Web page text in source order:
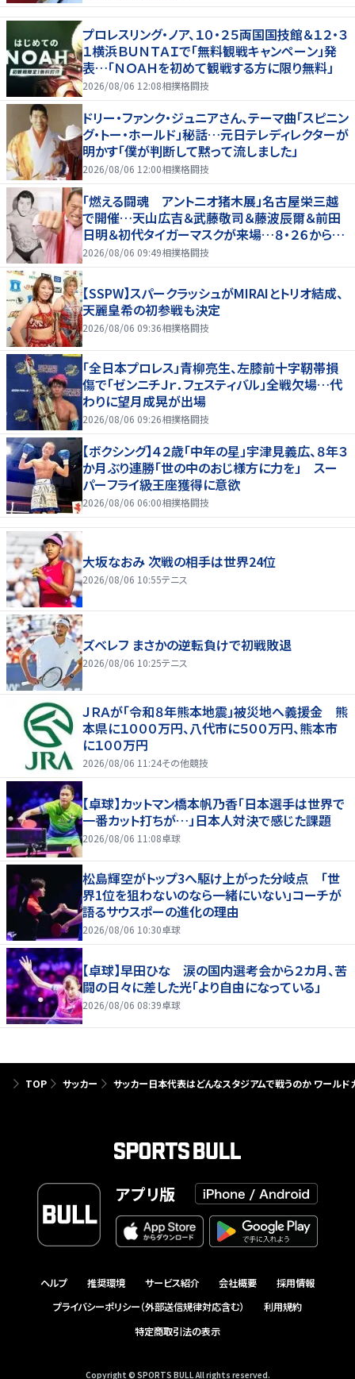
プロレスリング・ノア、１０・２５両国国技館＆１２・３
１横浜ＢＵＮＴＡＩで「無料観戦キャンペーン」発
表…「ＮＯＡＨを初めて観戦する方に限り無料」
2026/08/06 12:08相撲格闘技
ドリー・ファンク・ジュニアさん、テーマ曲「スピニン
グ・トー・ホールド」秘話…元日テレディレクターが
明かす「僕が判断して黙って流しました」
2026/08/06 12:00相撲格闘技
「燃える闘魂 アントニオ猪木展」名古屋栄三越
で開催…天山広吉＆武藤敬司＆藤波辰爾＆前田
日明＆初代タイガーマスクが来場…８・２６から９・
７まで
2026/08/06 09:49相撲格闘技
【SSPW】スパークラッシュがMIRAIとトリオ結成、
天麗皇希の初参戦も決定
2026/08/06 09:36相撲格闘技
「全日本プロレス」青柳亮生、左膝前十字靭帯損
傷で「ゼンニチＪｒ．フェスティバル」全戦欠場…代
わりに望月成晃が出場
2026/08/06 09:26相撲格闘技
【ボクシング】４２歳「中年の星」宇津見義広、８年３
か月ぶり連勝「世の中のおじ様方に力を」 スー
パーフライ級王座獲得に意欲
2026/08/06 06:00相撲格闘技
大坂なおみ 次戦の相手は世界24位
2026/08/06 10:55テニス
ズベレフ まさかの逆転負けで初戦敗退
2026/08/06 10:25テニス
ＪＲＡが「令和８年熊本地震」被災地へ義援金 熊
本県に１０００万円、八代市に５００万円、熊本市
に１００万円
2026/08/06 11:24その他競技
【卓球】カットマン橋本帆乃香「日本選手は世界で
一番カット打ちが…」日本人対決で感じた課題
2026/08/06 11:08卓球
松島輝空がトップ3へ駆け上がった分岐点 「世
界1位を狙わないのなら一緒にいない」コーチが
語るサウスポーの進化の理由
2026/08/06 10:30卓球
【卓球】早田ひな 涙の国内選考会から２カ月、苦
闘の日々に差した光「より自由になっている」
2026/08/06 08:39卓球
TOP サッカー サッカー日本代表はどんなスタジアムで戦うのか ワール
アプリ版
ヘルプ 推奨環境 サービス紹介 会社概要
採用情報
プライバシーポリシー（外部送信規律対応含む）
利用規約
特定商取引法の表示
Copyright © SPORTS BULL All rights reserved.